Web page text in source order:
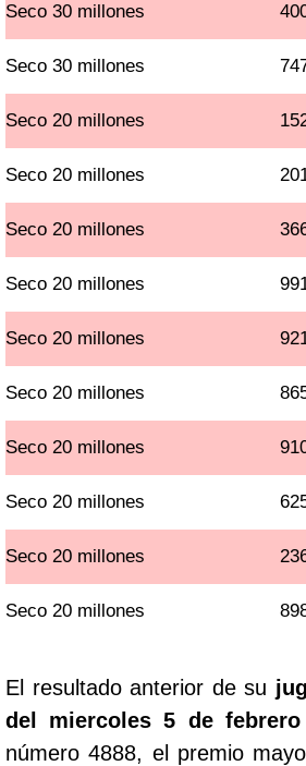
Seco 30 millones
Seco 30 millones
Seco 20 millones
Seco 20 millones
Seco 20 millones
Seco 20 millones
Seco 20 millones
Seco 20 millones
Seco 20 millones
Seco 20 millones
Seco 20 millones
Seco 20 millones
El resultado anterior de su
del miercoles 5 de febrero
número 4888, el premio